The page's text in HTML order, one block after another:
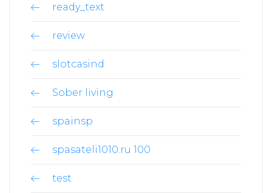
ready_text
review
slotcasind
Sober living
spainsp
spasateli1010.ru 100
test